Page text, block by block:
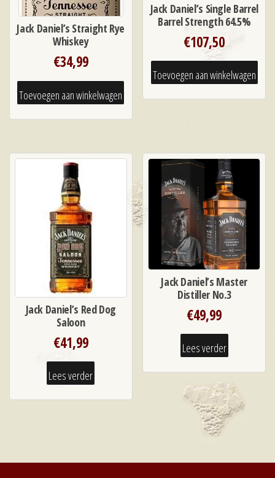
Jack Daniel’s Straight Rye
Whiskey
€34,99
Toevoegen aan winkelwagen
Jack Daniel’s Single Barrel
Barrel Strength 64.5%
€107,50
Toevoegen aan winkelwagen
Jack Daniel’s Red Dog
Saloon
€41,99
Lees verder
Jack Daniel’s Master
Distiller No.3
€49,99
Lees verder